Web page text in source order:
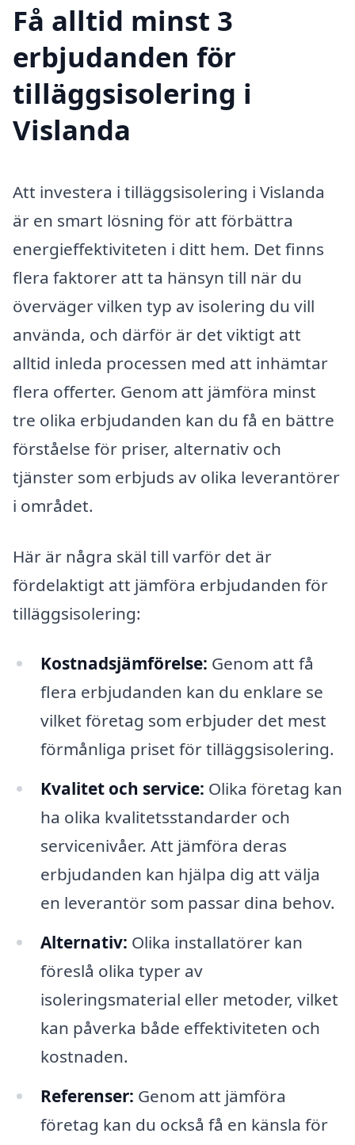
Få alltid minst 3
erbjudanden för
tilläggsisolering i
Vislanda
Att investera i tilläggsisolering i Vislanda
är en smart lösning för att förbättra
energieffektiviteten i ditt hem. Det finns
flera faktorer att ta hänsyn till när du
överväger vilken typ av isolering du vill
använda, och därför är det viktigt att
alltid inleda processen med att inhämtar
flera offerter. Genom att jämföra minst
tre olika erbjudanden kan du få en bättre
förståelse för priser, alternativ och
tjänster som erbjuds av olika leverantörer
i området.
Här är några skäl till varför det är
fördelaktigt att jämföra erbjudanden för
tilläggsisolering:
Kostnadsjämförelse: Genom att få
flera erbjudanden kan du enklare se
vilket företag som erbjuder det mest
förmånliga priset för tilläggsisolering.
Kvalitet och service: Olika företag kan
ha olika kvalitetsstandarder och
servicenivåer. Att jämföra deras
erbjudanden kan hjälpa dig att välja
en leverantör som passar dina behov.
Alternativ: Olika installatörer kan
föreslå olika typer av
isoleringsmaterial eller metoder, vilket
kan påverka både effektiviteten och
kostnaden.
Referenser: Genom att jämföra
företag kan du också få en känsla för